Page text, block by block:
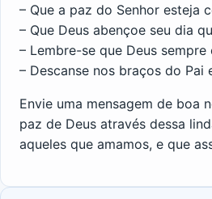
– Que a paz do Senhor esteja
– Que Deus abençoe seu dia
– Lembre-se que Deus
– Descanse nos braços do
Envie uma mensagem de boa
paz de Deus através dessa
aqueles que amamos, e que